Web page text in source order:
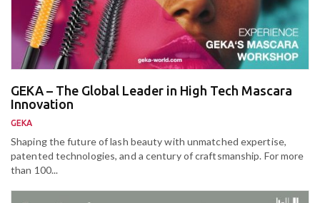
GEKA – The Global Leader in High Tech Mascara
Innovation
GEKA
Shaping the future of lash beauty with unmatched expertise,
patented technologies, and a century of craftsmanship. For more
than 100...